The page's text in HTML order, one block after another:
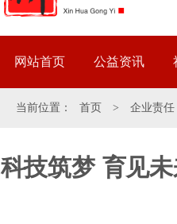
网站首页 公益资讯
当前位置： 首页 > 企业责任
科技筑梦 育见